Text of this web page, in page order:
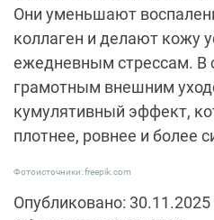
Они уменьшают
коллаген и делают кожу
ежедневным стрессам. В
грамотным внешним
кумулятивный эффект,
плотнее, ровнее и более
Фотоисточники: freepik.com
Опубликовано: 30.11.2025